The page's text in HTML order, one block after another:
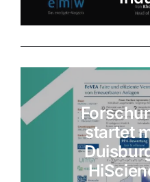
startet